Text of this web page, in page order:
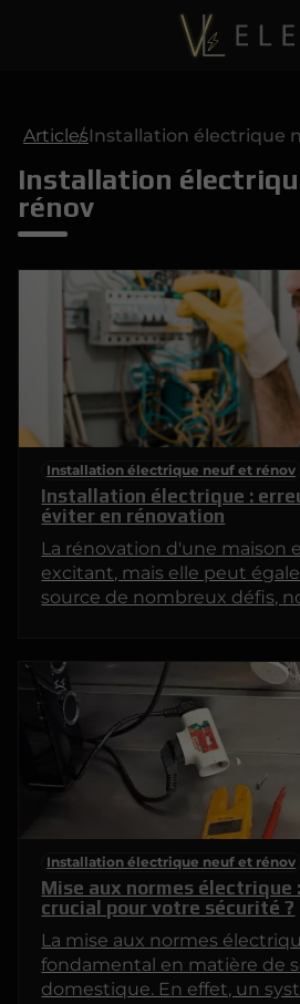
ArticlesInstallation électrique
Installation
rénov
Installation électrique neuf et rénov
Installation électrique :
éviter en rénovation
La rénovation d'une maison
excitant, mais elle peut
source de nombreux défis,
des problèmes de sécurité,
supplémentaires et des
article met en lumière les
courantes à éviter lors d'une
électrique.
Installation électrique neuf et rénov
Mise aux normes électrique
crucial pour votre sécurité ?
La mise aux normes
fondamental en matière de
domestique. En effet, un